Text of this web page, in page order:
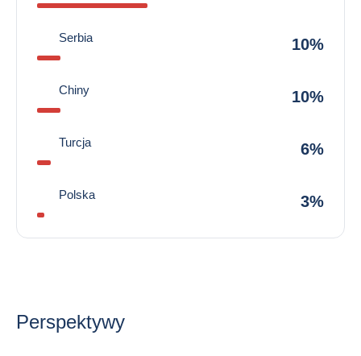
Serbia 10%
Chiny 10%
Turcja 6%
Polska 3%
Perspektywy